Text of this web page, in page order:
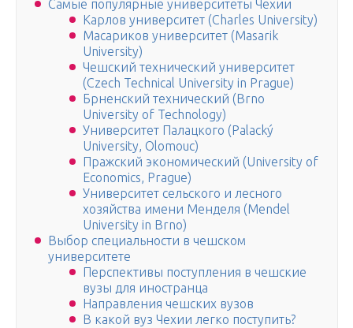
Самые популярные университеты Чехии
Карлов университет (Сharles University)
Масариков университет (Masarik
University)
Чешский технический университет
(Czech Technical University in Prague)
Брненский технический (Brno
University of Technology)
Университет Палацкого (Palacký
University, Olomouc)
Пражский экономический (University of
Economics, Prague)
Университет сельского и лесного
хозяйства имени Менделя (Mendel
University in Brno)
Выбор специальности в чешском
университете
Перспективы поступления в чешские
вузы для иностранца
Направления чешских вузов
В какой вуз Чехии легко поступить?